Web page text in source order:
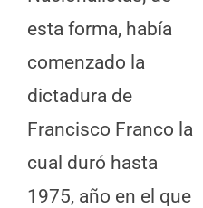
esta forma, había
comenzado la
dictadura de
Francisco Franco la
cual duró hasta
1975, año en el que